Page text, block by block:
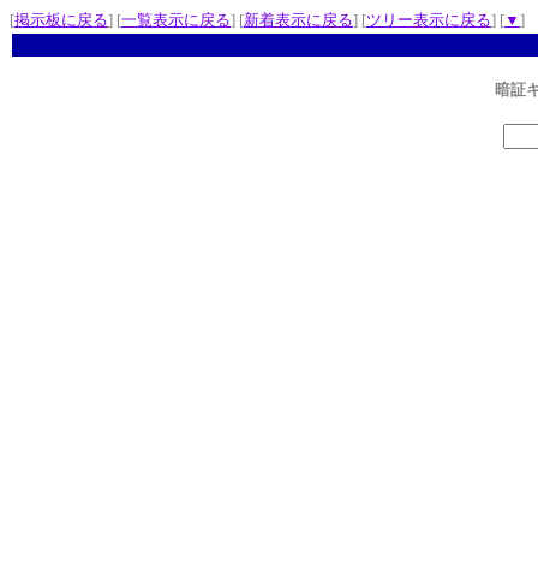
[掲示板に戻る] [一覧表示に戻る] [新着表示に戻る] [ツリー表示に戻る] [▼ ]
暗証